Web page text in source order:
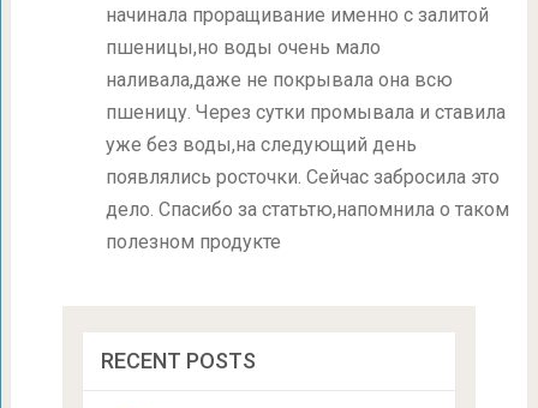
начинала проращивание именно с залитой
пшеницы,но воды очень мало
наливала,даже не покрывала она всю
пшеницу. Через сутки промывала и ставила
уже без воды,на следующий день
появлялись росточки. Сейчас забросила это
дело. Спасибо за статьтю,напомнила о таком
полезном продукте
RECENT POSTS